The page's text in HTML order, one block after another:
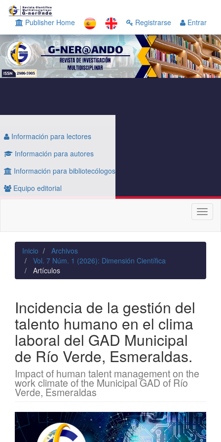
Navegación
principal
Contenido
principal
Barra
lateral
Publisher Home Registrarse Entrar
Información para lectores
Información para autores
Información para bibliotecólogos
Equipo editorial
Inicio
Archivos
Vol. 7 Núm. 1 (2026): Dimensión Científica
Artículos
Incidencia de la gestión del
talento humano en el clima
laboral del GAD Municipal
de Río Verde, Esmeraldas.
Impact of human talent management on the
work climate of the Municipal GAD of Río
Verde, Esmeraldas
Barra
lateral